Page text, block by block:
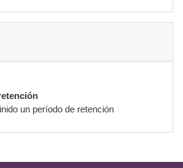
un período de retención